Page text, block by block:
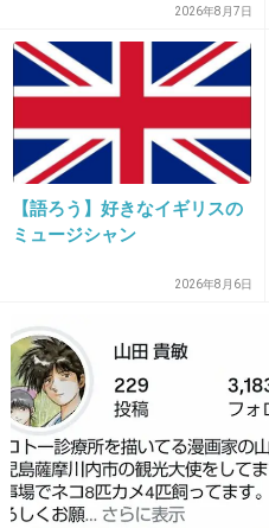
27. 匿名2017/01/07(土) 16:06:07
私立高校で働いてる友人
私は土曜日休みになる
ょっと羨ましく感じた
でもよく考えたら普段
28. 匿名2017/01/07(土) 16:07:17
祝日仕事だから関係なし
孝行だと思っていたのに」
2026年8月7日
【語ろう】好きなイギリスの
ミュージシャン
2026年8月6日